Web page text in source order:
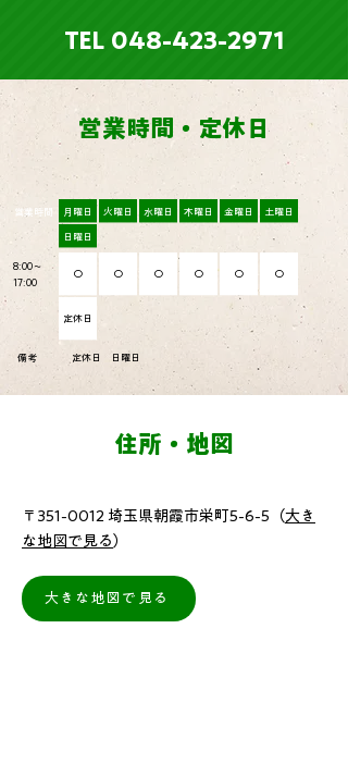
TEL 048-423-2971
営業時間・定休日
営業時間 月曜日 火曜日 水曜日 木曜日 金曜日 土曜日
日曜日
8:00～
17:00
〇 〇 〇 〇 〇 〇
定休日
備考 定休日 日曜日
住所・地図
〒351-0012 埼玉県朝霞市栄町5-6-5（大き
な地図で見る ）
大きな地図で見る